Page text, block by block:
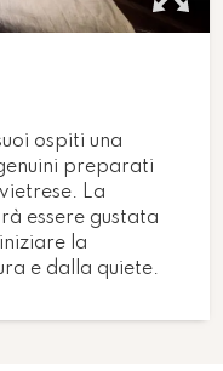
ospiti una
preparati
La
essere gustata
la
e dalla quiete.